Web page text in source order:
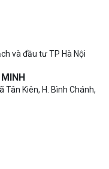
và đầu tư TP Hà Nội
Kiên, H. Bình Chánh,